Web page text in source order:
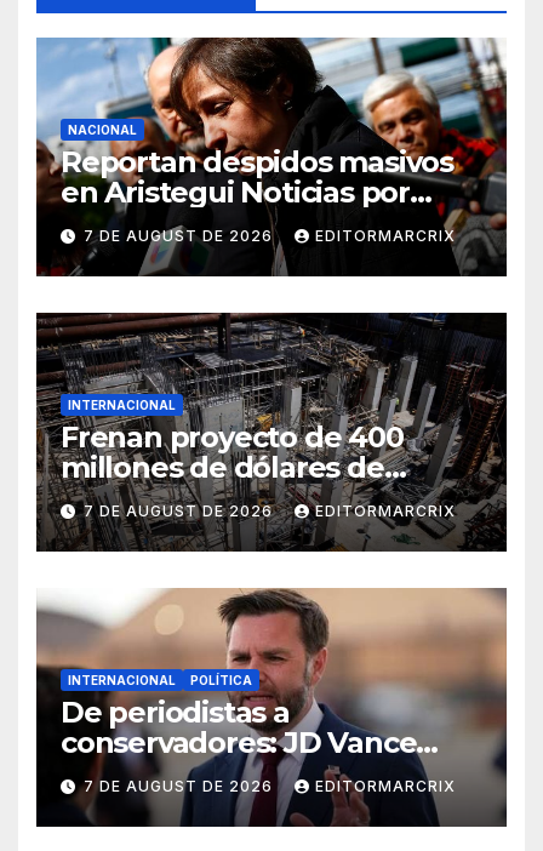
NACIONAL
Reportan despidos masivos
en Aristegui Noticias por
crisis financiera
7 DE AUGUST DE 2026 EDITORMARCRIX
INTERNACIONAL
Frenan proyecto de 400
millones de dólares de
Trump en la Casa Blanca
7 DE AUGUST DE 2026 EDITORMARCRIX
INTERNACIONAL POLÍTICA
De periodistas a
conservadores: JD Vance
intensifica sus ataques desde
las redes
7 DE AUGUST DE 2026 EDITORMARCRIX